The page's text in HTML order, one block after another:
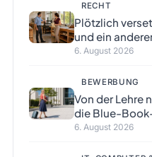
RECHT
Plötzlich
und ein
6. August 2026
BEWERBUNG
Von der Lehre
die Blue-
6. August 2026